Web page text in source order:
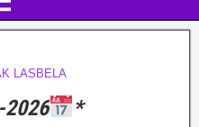
LASBELA
*